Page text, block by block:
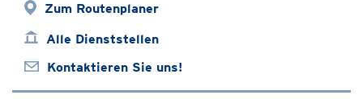
Zum Routenplaner
Alle Dienststellen
Kontaktieren Sie uns!